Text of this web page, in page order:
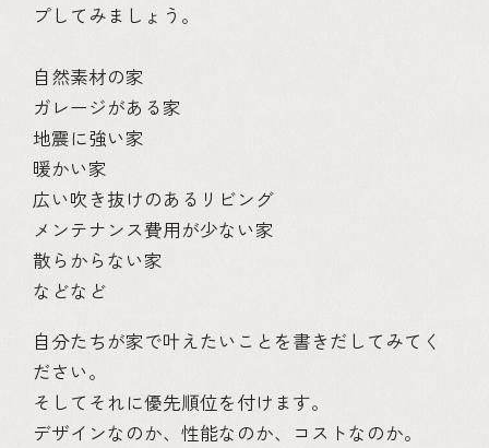
プしてみましょう。
自然素材の家
ガレージがある家
地震に強い家
暖かい家
広い吹き抜けのあるリビング
メンテナンス費用が少ない家
散らからない家
などなど
自分たちが家で叶えたいことを書きだしてみてく
ださい。
そしてそれに優先順位を付けます。
デザインなのか、性能なのか、コストなのか。